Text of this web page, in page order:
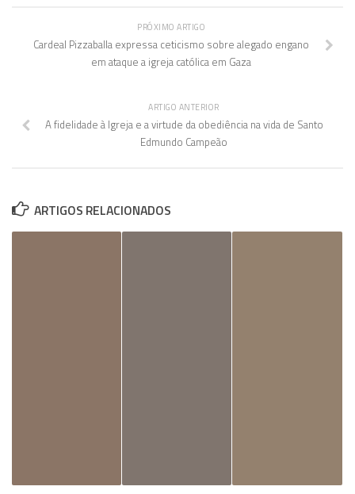
PRÓXIMO ARTIGO
Cardeal Pizzaballa expressa ceticismo sobre alegado engano
em ataque a igreja católica em Gaza
ARTIGO ANTERIOR
A fidelidade à Igreja e a virtude da obediência na vida de Santo
Edmundo Campeão
ARTIGOS RELACIONADOS